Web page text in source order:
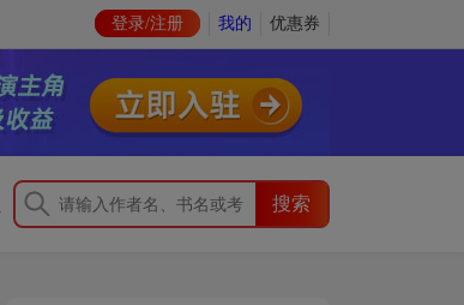
登录/注册 我的 优惠券